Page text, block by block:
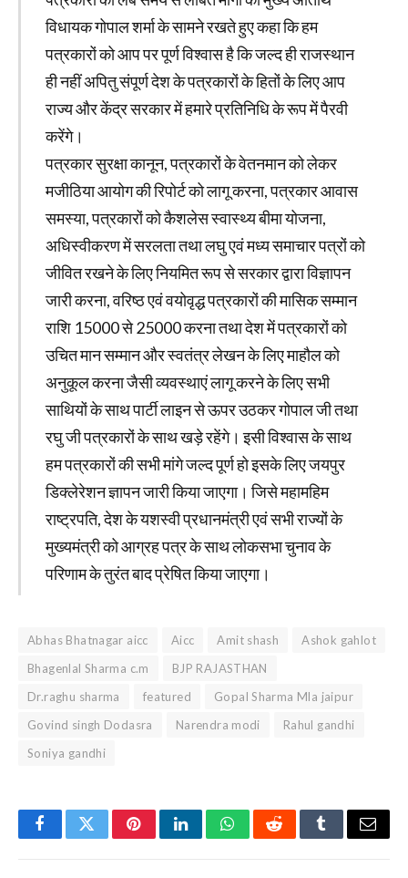
विधायक गोपाल शर्मा के सामने रखते हुए कहा कि हम
पत्रकारों को आप पर पूर्ण विश्वास है कि जल्द ही राजस्थान
ही नहीं अपितु संपूर्ण देश के पत्रकारों के हितों के लिए आप
राज्य और केंद्र सरकार में हमारे प्रतिनिधि के रूप में पैरवी
करेंगे।
पत्रकार सुरक्षा कानून, पत्रकारों के वेतनमान को लेकर
मजीठिया आयोग की रिपोर्ट को लागू करना, पत्रकार आवास
समस्या, पत्रकारों को कैशलेस स्वास्थ्य बीमा योजना,
अधिस्वीकरण में सरलता तथा लघु एवं मध्य समाचार पत्रों को
जीवित रखने के लिए नियमित रूप से सरकार द्वारा विज्ञापन
जारी करना, वरिष्ठ एवं वयोवृद्ध पत्रकारों की मासिक सम्मान
राशि 15000 से 25000 करना तथा देश में पत्रकारों को
उचित मान सम्मान और स्वतंत्र लेखन के लिए माहौल को
अनुकूल करना जैसी व्यवस्थाएं लागू करने के लिए सभी
साथियों के साथ पार्टी लाइन से ऊपर उठकर गोपाल जी तथा
रघु जी पत्रकारों के साथ खड़े रहेंगे। इसी विश्वास के साथ
हम पत्रकारों की सभी मांगे जल्द पूर्ण हो इसके लिए जयपुर
डिक्लेरेशन ज्ञापन जारी किया जाएगा। जिसे महामहिम
राष्ट्रपति, देश के यशस्वी प्रधानमंत्री एवं सभी राज्यों के
मुख्यमंत्री को आग्रह पत्र के साथ लोकसभा चुनाव के
परिणाम के तुरंत बाद प्रेषित किया जाएगा।
Abhas Bhatnagar aicc Aicc Amit shash
Ashok gahlot
Bhagenlal Sharma c.m
BJP RAJASTHAN
Dr.raghu sharma
featured
Gopal Sharma Mla jaipur
Govind singh Dodasra
Narendra modi
Rahul gandhi
Soniya gandhi
FacebookTwitterPinterestLinkedInWhatsAppRedditTumblrEmail